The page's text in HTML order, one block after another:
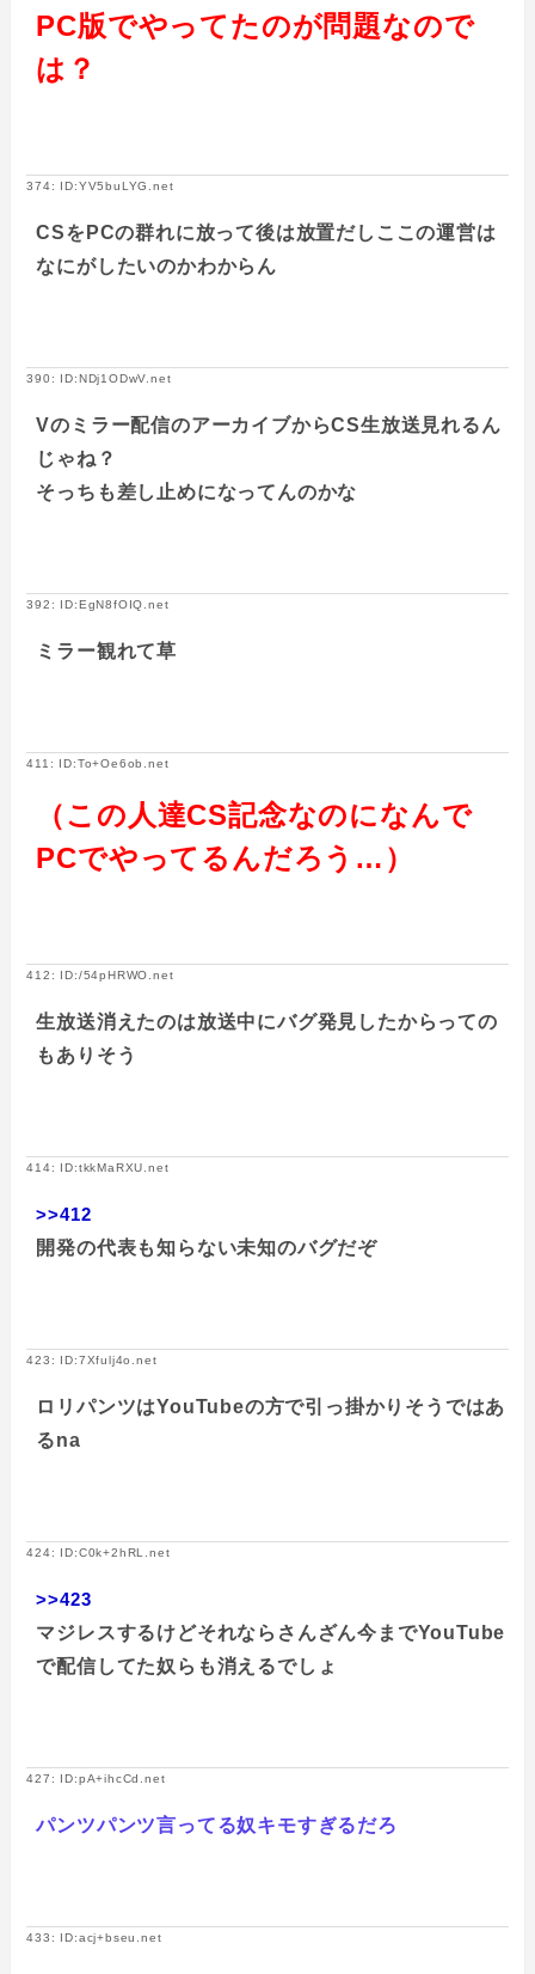
PC版でやってたのが問題なので
は？
374: ID:YV5buLYG.net
CSをPCの群れに放って後は放置だしここの運営は
なにがしたいのかわからん
390: ID:NDj1ODwV.net
Vのミラー配信のアーカイブからCS生放送見れるん
じゃね？
そっちも差し止めになってんのかな
392: ID:EgN8fOIQ.net
ミラー観れて草
411: ID:To+Oe6ob.net
（この人達CS記念なのになんで
PCでやってるんだろう…）
412: ID:/54pHRWO.net
生放送消えたのは放送中にバグ発見したからっての
もありそう
414: ID:tkkMaRXU.net
>>412
開発の代表も知らない未知のバグだぞ
423: ID:7Xfulj4o.net
ロリパンツはYouTubeの方で引っ掛かりそうではあ
るna
424: ID:C0k+2hRL.net
>>423
マジレスするけどそれならさんざん今までYouTube
で配信してた奴らも消えるでしょ
427: ID:pA+ihcCd.net
パンツパンツ言ってる奴キモすぎるだろ
433: ID:acj+bseu.net